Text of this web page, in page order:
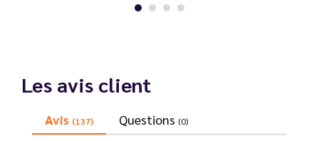
Les avis client
Avis (137) Questions (0)